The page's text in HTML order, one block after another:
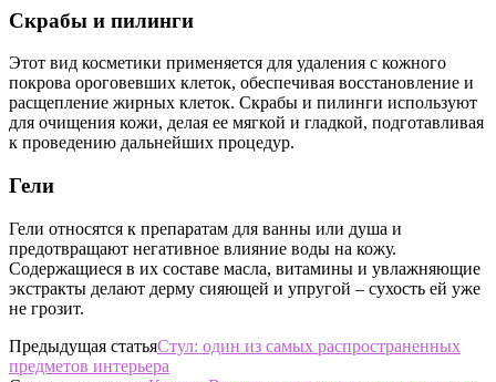
Скрабы и пилинги
Этот вид косметики применяется для удаления с кожного
покрова ороговевших клеток, обеспечивая восстановление и
расщепление жирных клеток. Скрабы и пилинги используют
для очищения кожи, делая ее мягкой и гладкой, подготавливая
к проведению дальнейших процедур.
Гели
Гели относятся к препаратам для ванны или душа и
предотвращают негативное влияние воды на кожу.
Содержащиеся в их составе масла, витамины и увлажняющие
экстракты делают дерму сияющей и упругой – сухость ей уже
не грозит.
Предыдущая статьяСтул: один из самых распространенных
предметов интерьера